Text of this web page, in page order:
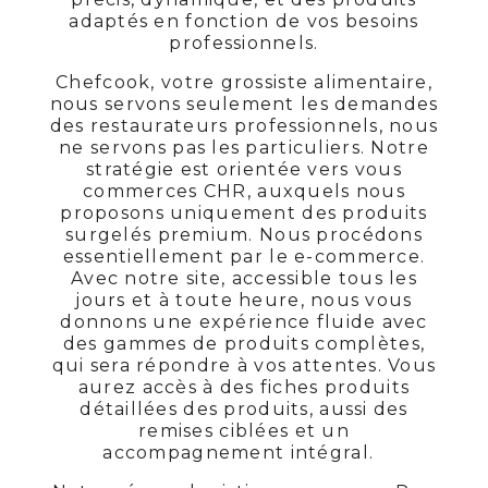
adaptés en fonction de vos besoins
professionnels.
Chefcook, votre grossiste alimentaire,
nous servons seulement les demandes
des restaurateurs professionnels, nous
ne servons pas les particuliers. Notre
stratégie est orientée vers vous
commerces CHR, auxquels nous
proposons uniquement des produits
surgelés premium. Nous procédons
essentiellement par le e-commerce.
Avec notre site, accessible tous les
jours et à toute heure, nous vous
donnons une expérience fluide avec
des gammes de produits complètes,
qui sera répondre à vos attentes. Vous
aurez accès à des fiches produits
détaillées des produits, aussi des
remises ciblées et un
accompagnement intégral.